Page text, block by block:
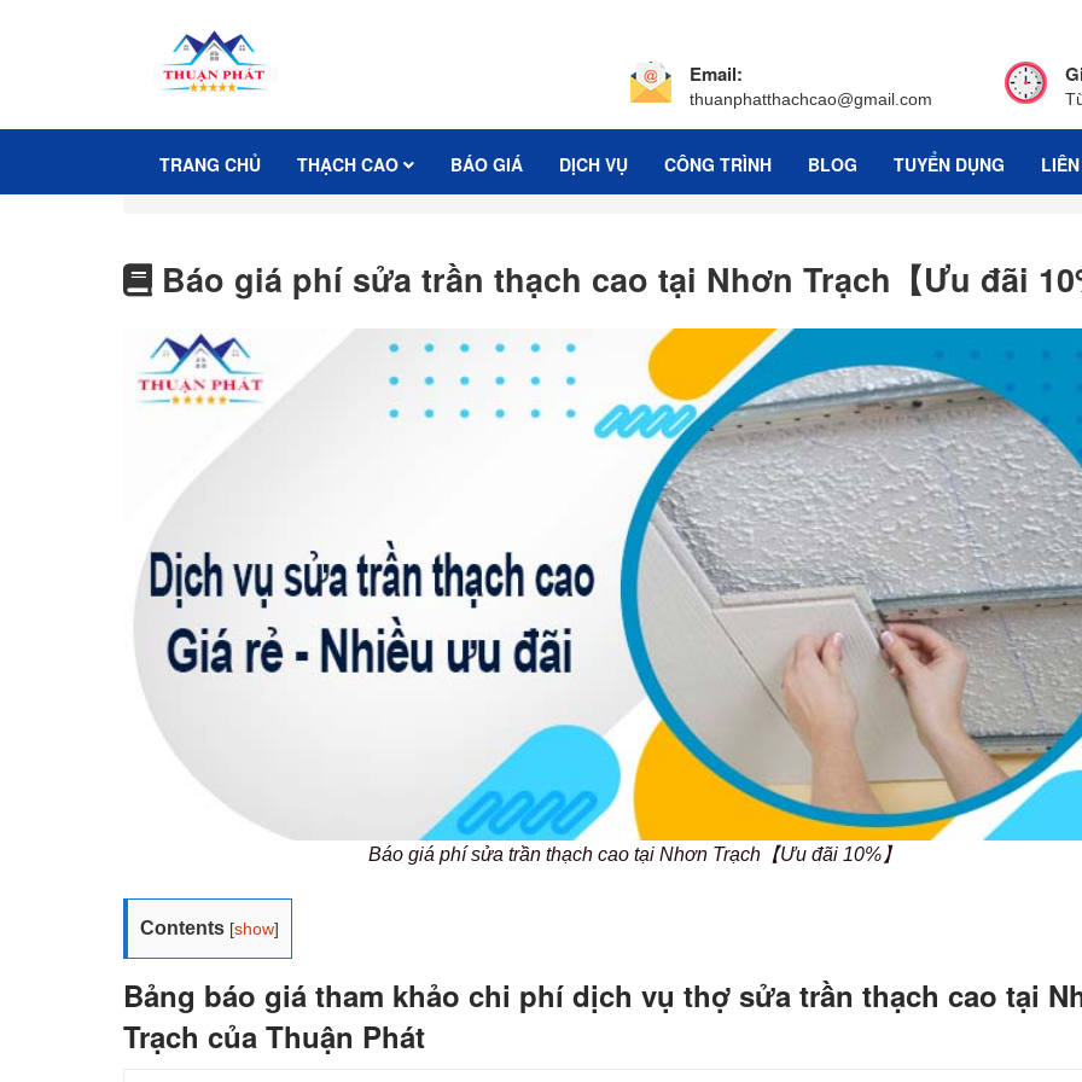
Email:
thuanphatthachcao@gmail.com
TRANG CHỦ THẠCH CAO BÁO GIÁ DỊCH VỤ CÔNG TRÌNH BLOG TUYỂN DỤNG
Báo giá phí sửa trần thạch cao tại Nhơn Trạch【Ưu đãi
Báo giá phí sửa trần thạch cao tại Nhơn Trạch【Ưu đãi 10%】
Contents [show]
Bảng báo giá tham khảo chi phí dịch vụ thợ sửa trần thạch cao tại
Trạch của Thuận Phát